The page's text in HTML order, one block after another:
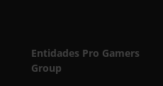
Entidades Pro Gamers
Group